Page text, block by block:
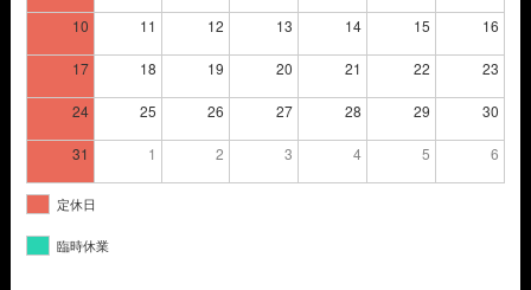
10 11 12 13 14 15 16
17 18 19 20 21 22 23
24 25 26 27 28 29 30
31 1 2 3 4 5 6
定休日
臨時休業